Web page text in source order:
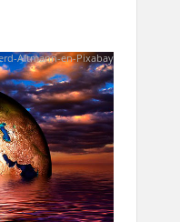
Altmann-en-Pixabay